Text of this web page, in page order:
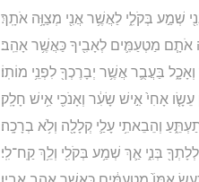
שְׁמַ֣ע בְּקֹלִ֑י לַאֲשֶׁ֥ר אֲנִ֖י מְצַוָּ֥ה אֹתָֽךְ׃
אֹתָ֧ם מַטְעַמִּ֛ים לְאָבִ֖יךָ כַּאֲשֶׁ֥ר אָהֵֽב׃
בַּעֲבֻ֛ר אֲשֶׁ֥ר יְבָרֶכְךָ֖ לִפְנֵ֥י מוֹתֽוֹ׃
אָחִי֙ אִ֣ישׁ שָׂעִ֔ר וְאָנֹכִ֖י אִ֥ישׁ חָלָֽק׃
וְהֵבֵאתִ֥י עָלַ֛י קְלָלָ֖ה וְלֹ֥א בְרָכָֽה׃
בְּנִ֑י אַ֛ךְ שְׁמַ֥ע בְּקֹלִ֖י וְלֵ֥ךְ קַֽח־לִֽי׃